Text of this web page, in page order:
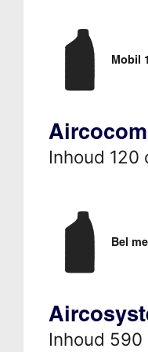
Mobil
Inhoud 120
Bel
Inhoud 590